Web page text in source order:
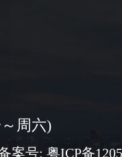
周六)
案号: 粤ICP备